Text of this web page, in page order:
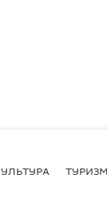
ТУРИЗМ